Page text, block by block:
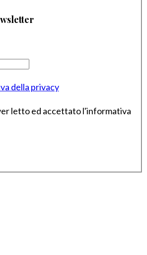
della privacy
letto ed accettato l'informativa